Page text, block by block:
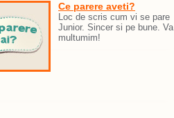
Ce parere aveti?
Loc de scris cum vi se pare
Junior. Sincer si pe bune. Va
multumim!